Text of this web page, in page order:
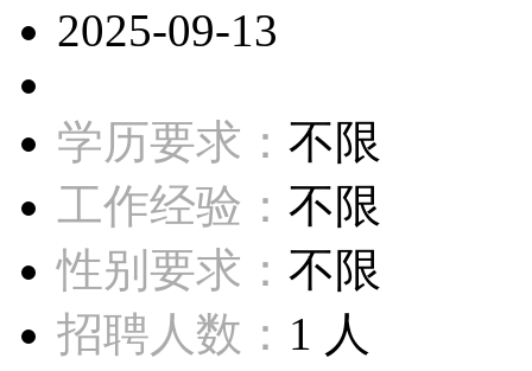
2025-09-13
学历要求： 不限
工作经验： 不限
性别要求： 不限
招聘人数： 1 人